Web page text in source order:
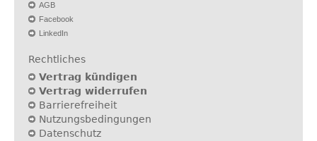
AGB
Facebook
LinkedIn
Rechtliches
Vertrag kündigen
Vertrag widerrufen
Barrierefreiheit
Nutzungsbedingungen
Datenschutz